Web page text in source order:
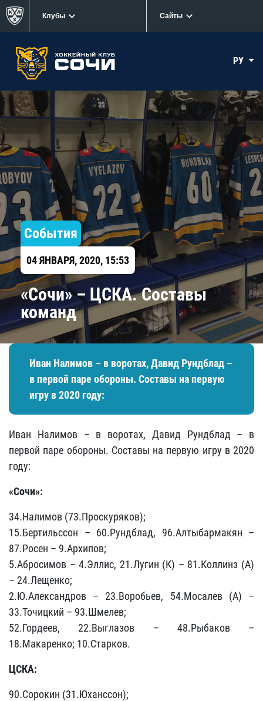
Клубы Сайты
РУ
События
04 ЯНВАРЯ, 2020, 15:53
«Сочи» – ЦСКА. Составы
команд
Иван Налимов – в воротах, Давид Рундблад –
в первой паре обороны. Составы на первую
игру в 2020 году:
Иван Налимов – в воротах, Давид Рундблад – в
первой паре обороны. Составы на первую игру в 2020
году:
«Сочи»:
34.Налимов (73.Проскуряков);
15.Бертильссон – 60.Рундблад, 96.Алтыбармакян –
87.Росен – 9.Архипов;
5.Абросимов – 4.Эллис, 21.Лугин (К) – 81.Коллинз (А)
– 24.Лещенко;
2.Ю.Александров – 23.Воробьев, 54.Мосалев (А) –
33.Точицкий – 93.Шмелев;
52.Гордеев, 22.Выглазов – 48.Рыбаков –
18.Макаренко; 10.Старков.
ЦСКА:
90.Сорокин (31.Юханссон);